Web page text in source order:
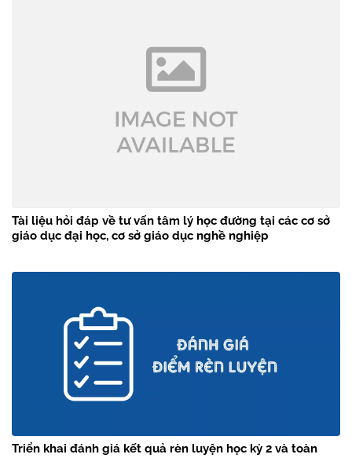
Tài liệu hỏi đáp về tư vấn tâm lý học đường tại các cơ sở
giáo dục đại học, cơ sở giáo dục nghề nghiệp
Triển khai đánh giá kết quả rèn luyện học kỳ 2 và toàn